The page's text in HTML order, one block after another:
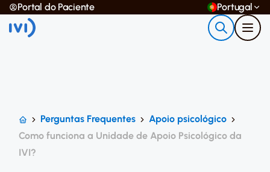
Portal do Paciente Portugal
Perguntas Frequentes
Apoio psicológico
Como funciona a Unidade de Apoio Psicológico da
IVI?